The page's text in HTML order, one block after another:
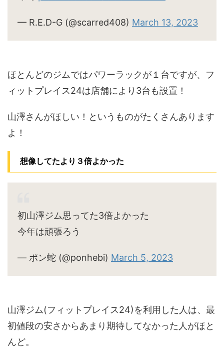
— R.E.D-G (@scarred408) March 13, 2023
ほとんどのジムではパワーラックが１台ですが、フ
ィットプレイス24は店舗により3台も設置！
山澤さんがほしい！というものがたくさんあります
よ！
想像してたより３倍よかった
初山澤ジム思ってた3倍よかった
今年は頑張ろう
— ポン蛇 (@ponhebi) March 5, 2023
山澤ジム(フィットプレイス24)を利用した人は、最
初値段の安さからあまり期待してなかった人がほと
んど。